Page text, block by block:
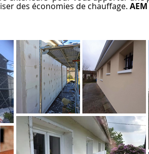
des économies de chauffage. AEM